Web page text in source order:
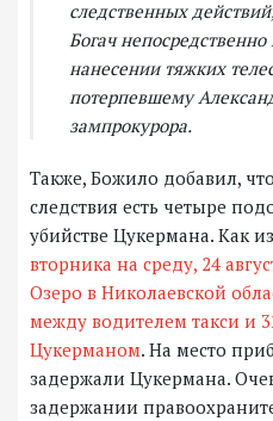
следственных
Богач
нанесении тяжких
потерпевшему
зампрокурора.
Также, Божило добавил,
следствия есть четыре
убийстве Цукермана. Как
вторника на среду, 24
Озеро в Николаевской
между водителем такси и
Цукерманом. На место
задержали Цукермана.
задержании